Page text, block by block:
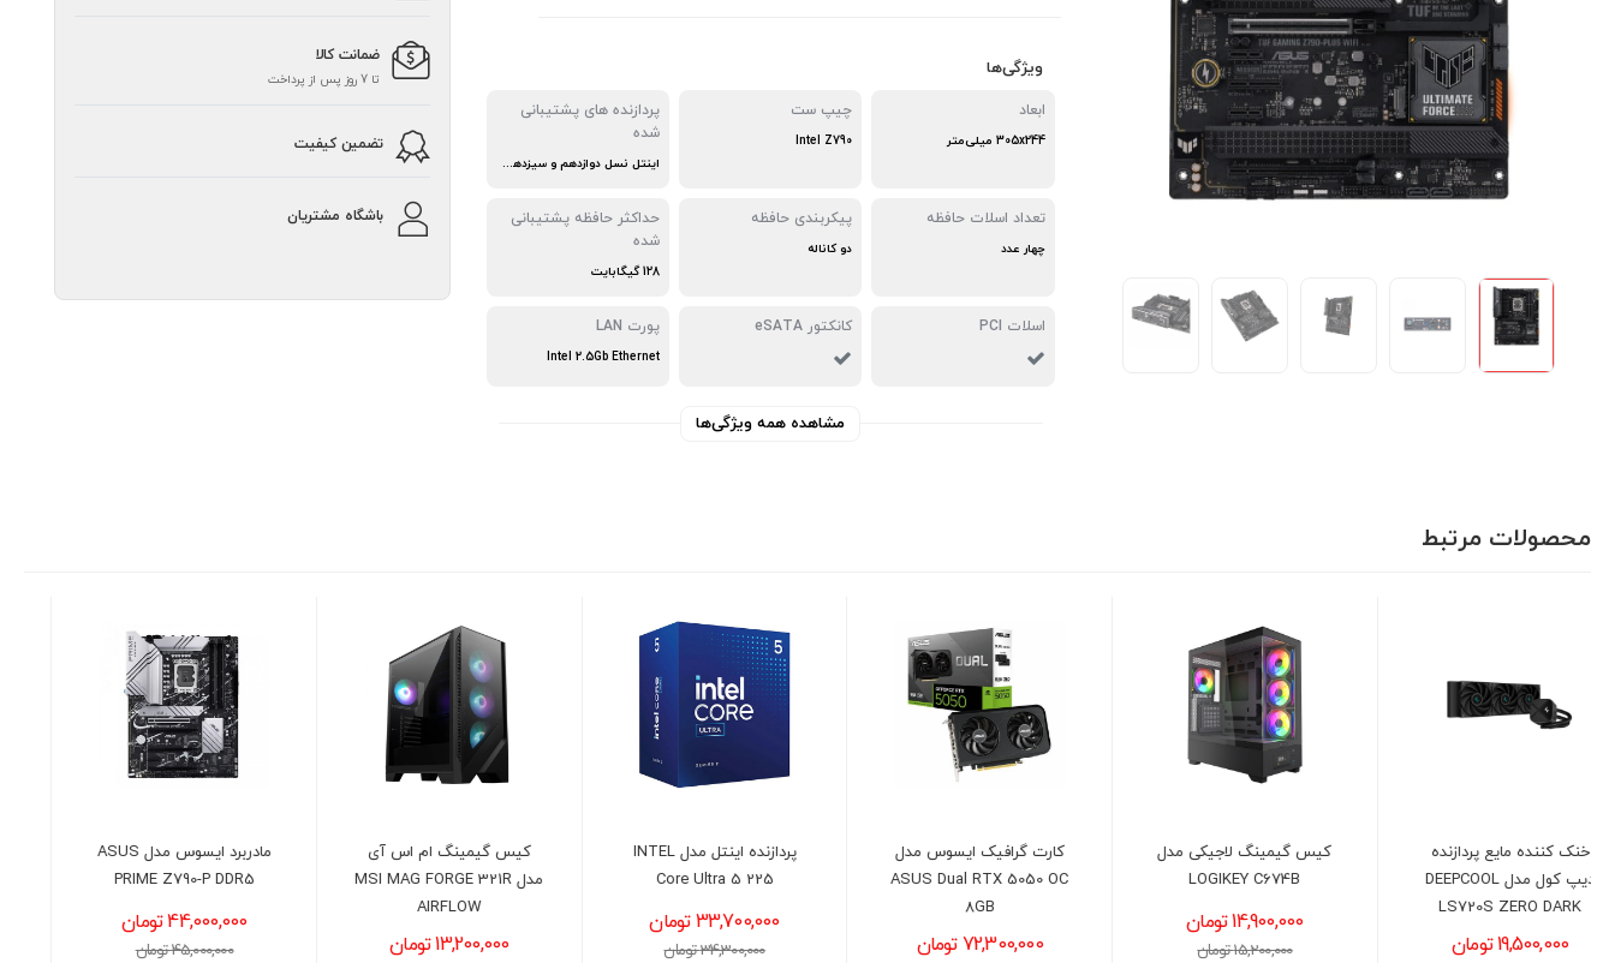
ویژگی‌ها
ابعاد
305x244 میلی‌متر
چیپ ست
Intel Z790
پردازنده های پشتیبانی
شده
اینتل نسل دوازدهم و سیزدهم (Raptor Lake و Alder Lake)
تعداد اسلات حافظه
چهار عدد
پیکربندی حافظه
دو کاناله
حداکثر حافظه پشتیبانی
شده
128 گیگابایت
اسلات PCI کانکتور eSATA پورت LAN
Intel 2.5Gb Ethernet
مشاهده همه ویژگی‌ها
ضمانت کالا
تا 7 روز پس از پرداخت
تضمین کیفیت
باشگاه مشتریان
محصولات مرتبط
کیس گیمینگ لاجیکی مدل
LOGIKEY C674B
15,200,000 تومان
کارت گرافیک ایسوس مدل
ASUS Dual RTX 5050 OC
72,300,000 تومان
پردازنده اینتل مدل INTEL
Core Ultra 5 225
33,700,000 تومان
34,300,000 تومان
کیس گیمینگ ام اس آی
مدل MSI MAG FORGE 321R
13,200,000 تومان
مادربرد ایسوس مدل ASUS
PRIME Z790-P DDR5
45,000,000 تومان
پردازنده اینتل مدل Intel Core
i7-14700 Raptor Lake
71,200,000 تومان
71,500,000 تومان